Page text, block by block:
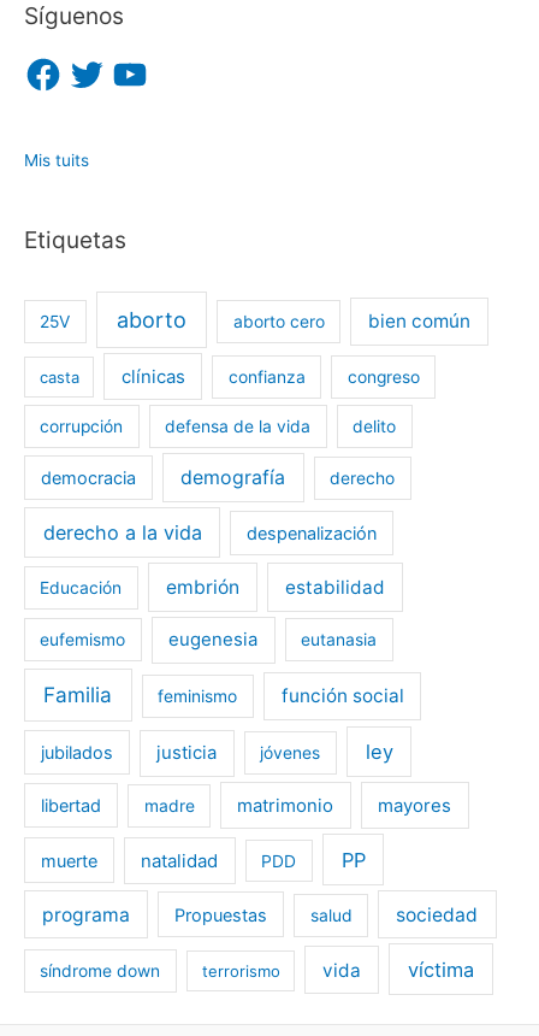
Síguenos
F
a
c
o
k
T
w
r
Y
o
Mis tuits
Etiquetas
25V aborto aborto cero bien común
casta clínicas confianza congreso
corrupción defensa de la vida delito
democracia demografía derecho
derecho a la vida despenalización
Educación embrión estabilidad
eufemismo eugenesia eutanasia
Familia feminismo función social
jubilados justicia jóvenes ley
libertad madre matrimonio mayores
muerte natalidad PDD PP
programa Propuestas salud sociedad
síndrome down terrorismo vida víctima